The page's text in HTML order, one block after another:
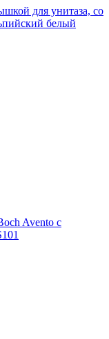
для унитаза, со
белый
Avento с